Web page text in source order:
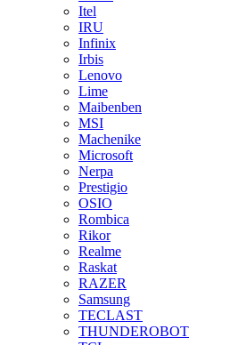
Itel
IRU
Infinix
Irbis
Lenovo
Lime
Maibenben
MSI
Machenike
Microsoft
Nerpa
Prestigio
OSIO
Rombica
Rikor
Realme
Raskat
RAZER
Samsung
TECLAST
THUNDEROBOT